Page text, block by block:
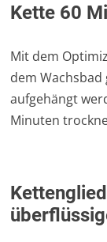
Kette 60
Mit dem
dem
aufgehängt
Minuten